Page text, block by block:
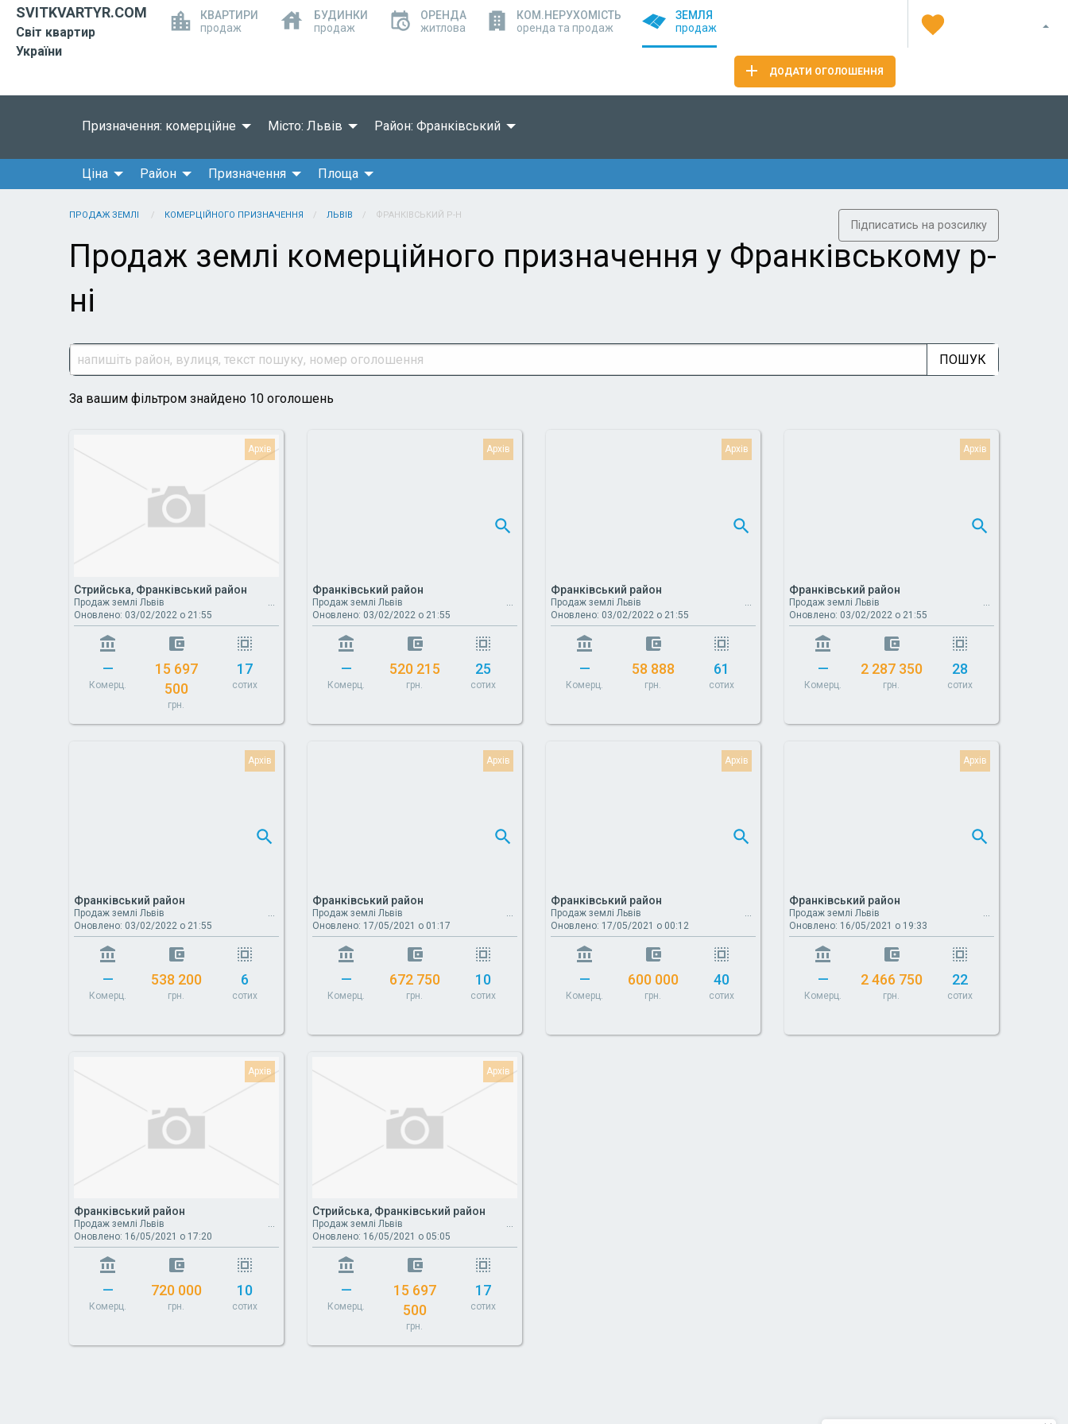
SVITKVARTYR.COM
Світ квартир
України
КВАРТИРИ
продаж
БУДИНКИ
продаж
ОРЕНДА
житлова
КОМ.НЕРУХОМІСТЬ
оренда та продаж
ЗЕМЛЯ
продаж
ДОДАТИ ОГОЛОШЕННЯ
Призначення: комерційне Місто: Львів Район: Франківський
Ціна Район Призначення Площа
Підписатись на розсилку
ПРОДАЖ ЗЕМЛІ КОМЕРЦІЙНОГО ПРИЗНАЧЕННЯ ЛЬВІВ ФРАНКІВСЬКИЙ Р-Н
Продаж землі комерційного призначення у Франківському р-
ні
ПОШУК
За вашим фільтром знайдено 10 оголошень
Стрийська, Франківський район
Продаж землі Львів
Оновлено: 03/02/2022 о 21:55
—
Комерц.
15 697
500
грн.
17
сотих
Франківський район
Продаж землі Львів
Оновлено: 03/02/2022 о 21:55
—
Комерц.
520 215
грн.
25
сотих
Франківський район
Продаж землі Львів
Оновлено: 03/02/2022 о 21:55
—
Комерц.
58 888
грн.
61
сотих
Франківський район
Продаж землі Львів
Оновлено: 03/02/2022 о 21:55
—
Комерц.
2 287 350
грн.
28
сотих
Франківський район
Продаж землі Львів
Оновлено: 03/02/2022 о 21:55
—
Комерц.
538 200
грн.
6
сотих
Франківський район
Продаж землі Львів
Оновлено: 17/05/2021 о 01:17
—
Комерц.
672 750
грн.
10
сотих
Франківський район
Продаж землі Львів
Оновлено: 17/05/2021 о 00:12
—
Комерц.
600 000
грн.
40
сотих
Франківський район
Продаж землі Львів
Оновлено: 16/05/2021 о 19:33
—
Комерц.
2 466 750
грн.
22
сотих
Франківський район
Продаж землі Львів
Оновлено: 16/05/2021 о 17:20
—
Комерц.
720 000
грн.
10
сотих
Стрийська, Франківський район
Продаж землі Львів
Оновлено: 16/05/2021 о 05:05
—
Комерц.
15 697
500
грн.
17
сотих